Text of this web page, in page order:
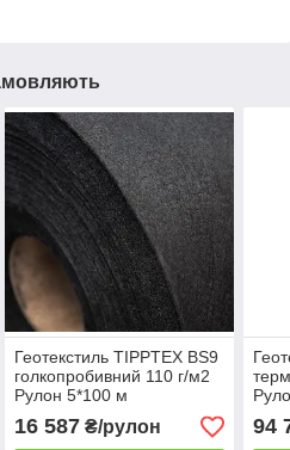
Геотекстиль TIPPTEX BS9
голкопробивний 110 г/м2
Рулон 5*100 м
16 587₴/рулон 94